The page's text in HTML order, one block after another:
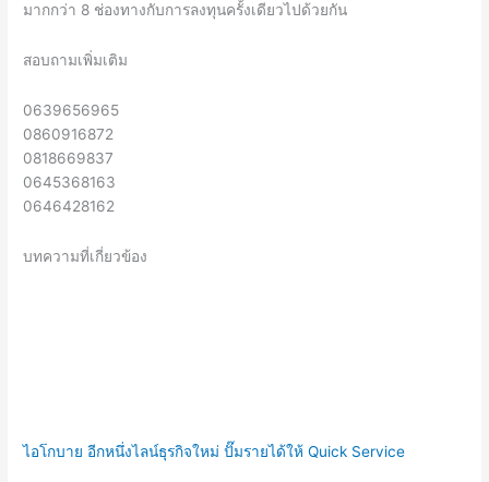
มากกว่า 8 ช่องทางกับการลงทุนครั้งเดียวไปด้วยกัน
สอบถามเพิ่มเติม
0639656965
0860916872
0818669837
0645368163
0646428162
บทความที่เกี่ยวข้อง
ไอโกบาย อีกหนึ่งไลน์ธุรกิจใหม่ ปั๊มรายได้ให้ Quick Service